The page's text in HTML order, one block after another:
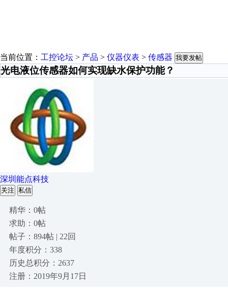
当前位置： 工控论坛 > 产品 > 仪器仪表 > 传感器 我要发帖
光电液位传感器如何实现缺水保护功能？
深圳能点科技
关注 私信
精华：0帖
求助：0帖
帖子：894帖 | 22回
年度积分：338
历史总积分：2637
注册：2019年9月17日